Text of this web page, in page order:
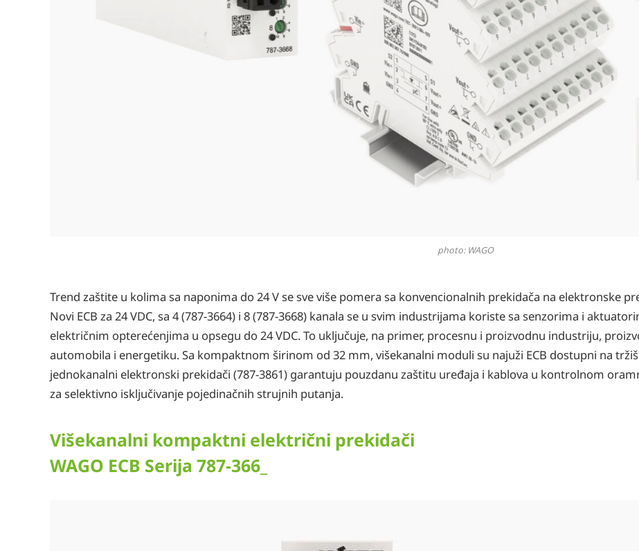
photo: WAGO
Trend zaštite u kolima sa naponima do 24 V se sve više pomera sa konvencionalnih prekidača na elektronske
Novi ECB za 24 VDC, sa 4 (787-3664) i 8 (787-3668) kanala se u svim industrijama koriste sa senzorima i
električnim opterećenjima u opsegu do 24 VDC. To uključuje, na primer, procesnu i proizvodnu industriju,
automobila i energetiku. Sa kompaktnom širinom od 32 mm, višekanalni moduli su najuži ECB dostupni na
jednokanalni elektronski prekidači (787-3861) garantuju pouzdanu zaštitu uređaja i kablova u kontrolnom
za selektivno isključivanje pojedinačnih strujnih putanja.​​
Višekanalni kompaktni električni prekidači
WAGO ECB Serija 787-366_